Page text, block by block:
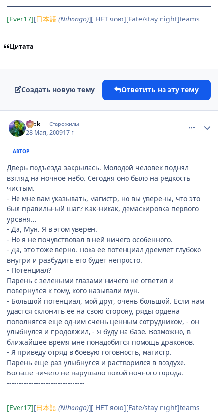
[Ever17][日本語 (Nihongo)][ НЕТ яою][Fate/stay night]teams
Цитата
Создать новую тему Ответить на эту тему
Nick Старожилы
28 Мая, 200917 г
АВТОР
Дверь подъезда закрылась. Молодой человек поднял
взгляд на ночное небо. Сегодня оно было на редкость
чистым.
- Не мне вам указывать, магистр, но вы уверены, что это
был правильный шаг? Как-никак, демаскировка первого
уровня…
- Да, Мун. Я в этом уверен.
- Но я не почувствовал в ней ничего особенного.
- Да, это тоже верно. Пока ее потенциал дремлет глубоко
внутри и разбудить его будет непросто.
- Потенциал?
Парень с зелеными глазами ничего не ответил и
повернулся к тому, кого называли Мун.
- Большой потенциал, мой друг, очень большой. Если нам
удастся склонить ее на свою сторону, ряды ордена
пополнятся еще одним очень ценным сотрудником, - он
улыбнулся и продолжил, - Я буду на базе. Возможно, в
ближайшее время мне понадобится помощь драконов.
- Я приведу отряд в боевую готовность, магистр.
Парень еще раз улыбнулся и растворился в воздухе.
Больше ничего не нарушало покой ночного города.
--------------------------------
[Ever17][日本語 (Nihongo)][ НЕТ яою][Fate/stay night]teams